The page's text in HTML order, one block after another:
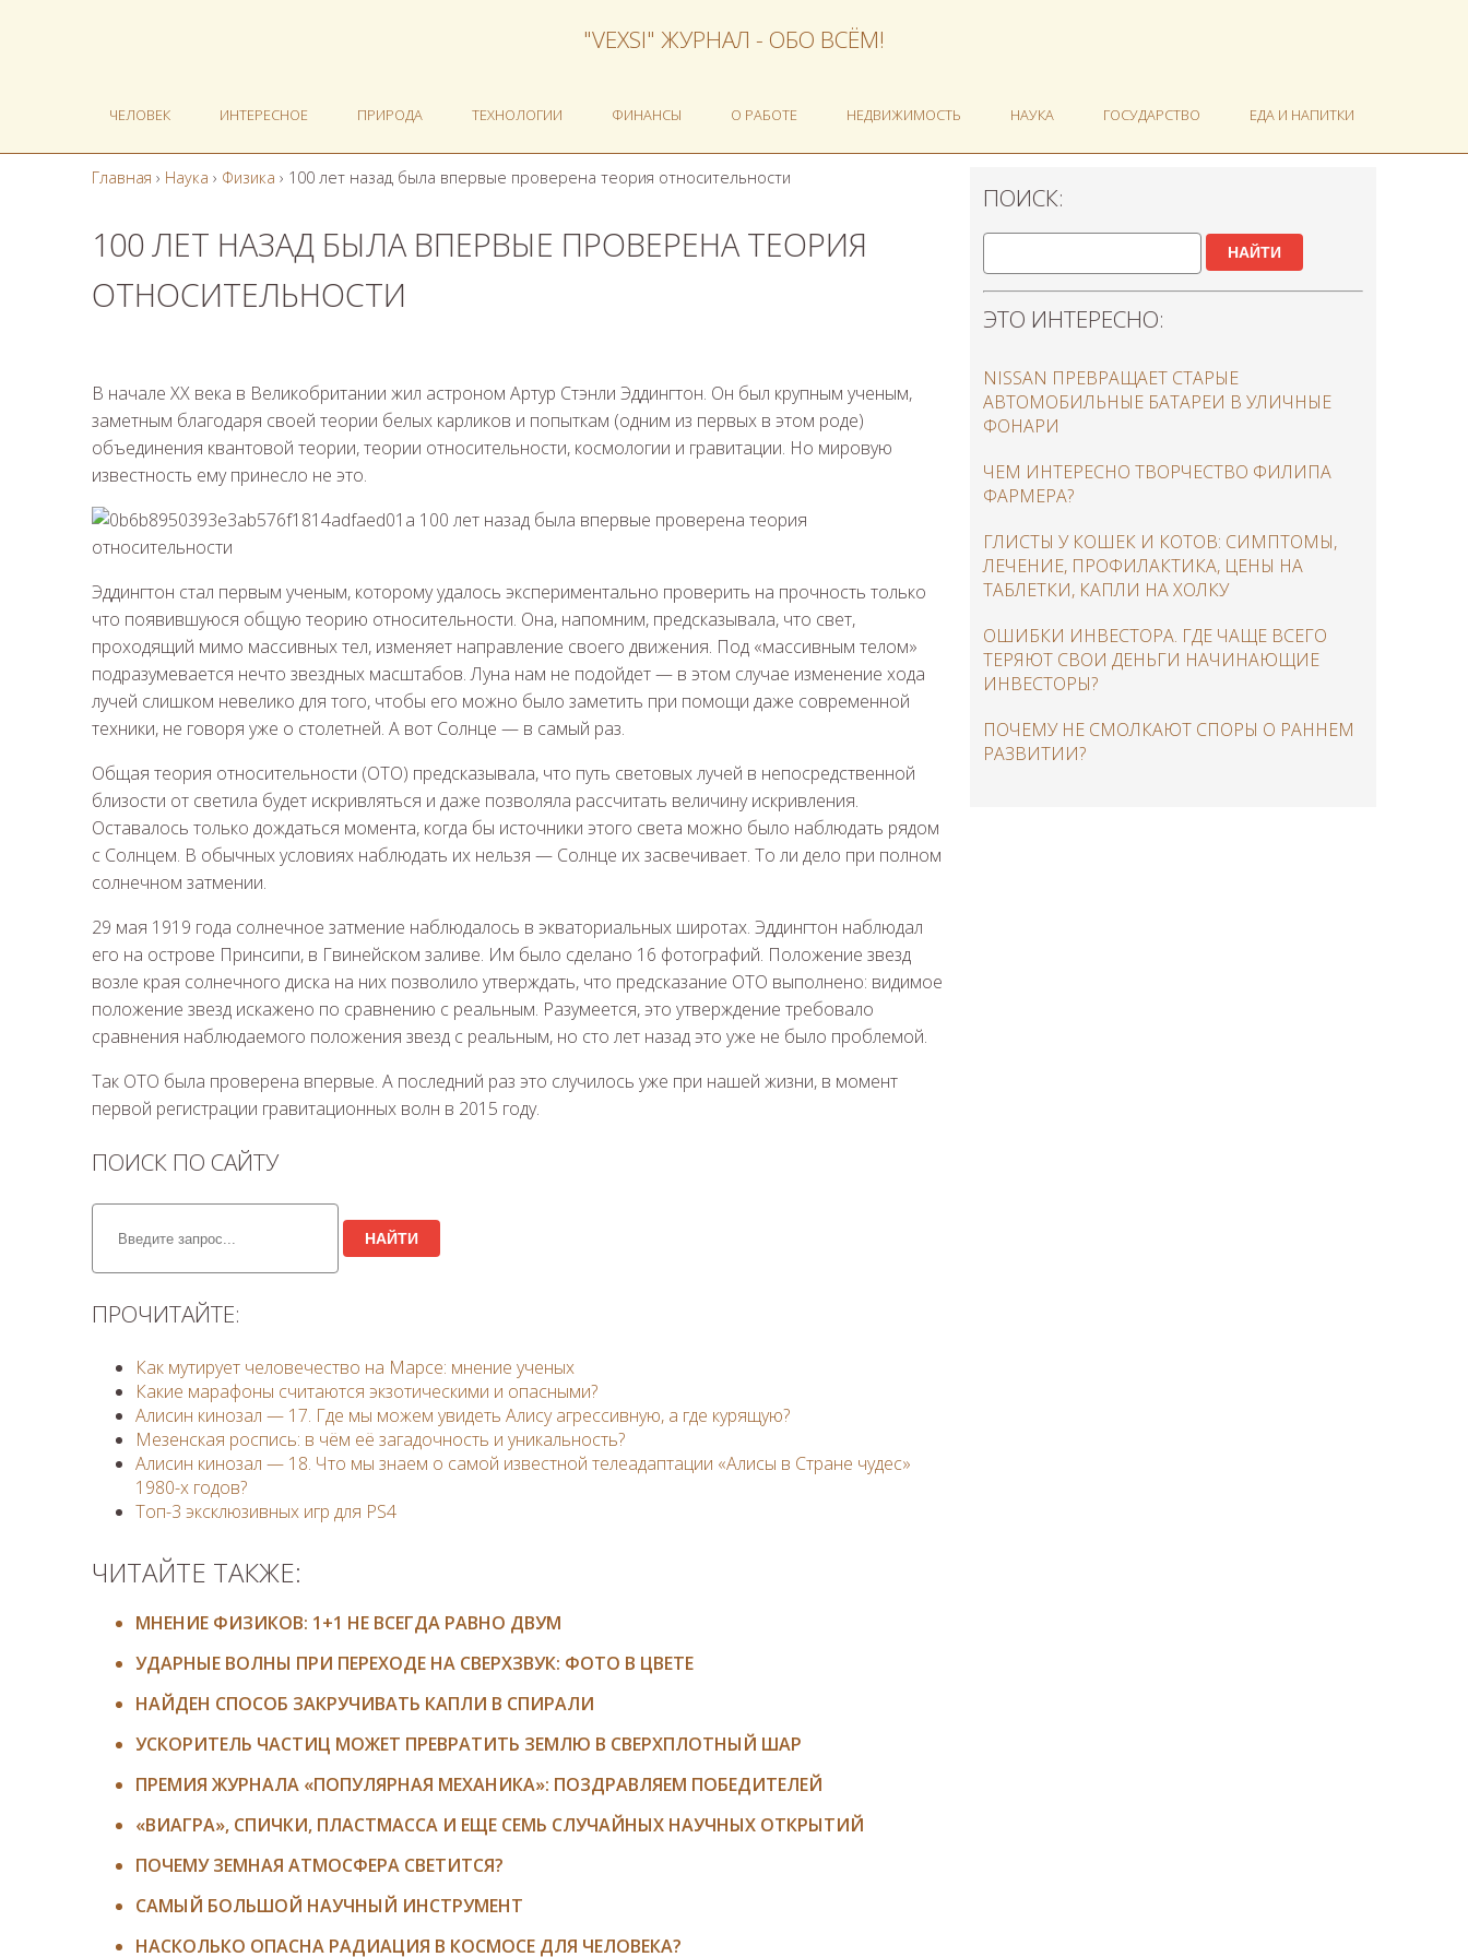
"VEXSI" ЖУРНАЛ - ОБО ВСЁМ!
ЧЕЛОВЕК ИНТЕРЕСНОЕ ПРИРОДА ТЕХНОЛОГИИ ФИНАНСЫ О РАБОТЕ НЕДВИЖИМОСТЬ НАУКА ГОСУДАРСТВО ЕДА И НАПИТКИ
Главная › Наука › Физика › 100 лет назад была впервые проверена теория относительности
100 ЛЕТ НАЗАД БЫЛА ВПЕРВЫЕ ПРОВЕРЕНА ТЕОРИЯ
ОТНОСИТЕЛЬНОСТИ
В начале XX века в Великобритании жил астроном Артур Стэнли Эддингтон. Он был крупным ученым,
заметным благодаря своей теории белых карликов и попыткам (одним из первых в этом роде)
объединения квантовой теории, теории относительности, космологии и гравитации. Но мировую
известность ему принесло не это.
Эддингтон стал первым ученым, которому удалось экспериментально проверить на прочность только
что появившуюся общую теорию относительности. Она, напомним, предсказывала, что свет,
проходящий мимо массивных тел, изменяет направление своего движения. Под «массивным телом»
подразумевается нечто звездных масштабов. Луна нам не подойдет — в этом случае изменение хода
лучей слишком невелико для того, чтобы его можно было заметить при помощи даже современной
техники, не говоря уже о столетней. А вот Солнце — в самый раз.
Общая теория относительности (ОТО) предсказывала, что путь световых лучей в непосредственной
близости от светила будет искривляться и даже позволяла рассчитать величину искривления.
Оставалось только дождаться момента, когда бы источники этого света можно было наблюдать рядом
с Солнцем. В обычных условиях наблюдать их нельзя — Солнце их засвечивает. То ли дело при полном
солнечном затмении.
29 мая 1919 года солнечное затмение наблюдалось в экваториальных широтах. Эддингтон наблюдал
его на острове Принсипи, в Гвинейском заливе. Им было сделано 16 фотографий. Положение звезд
возле края солнечного диска на них позволило утверждать, что предсказание ОТО выполнено: видимое
положение звезд искажено по сравнению с реальным. Разумеется, это утверждение требовало
сравнения наблюдаемого положения звезд с реальным, но сто лет назад это уже не было проблемой.
Так ОТО была проверена впервые. А последний раз это случилось уже при нашей жизни, в момент
первой регистрации гравитационных волн в 2015 году.
ПОИСК ПО САЙТУ
НАЙТИ
ПРОЧИТАЙТЕ:
Как мутирует человечество на Марсе: мнение ученых
Какие марафоны считаются экзотическими и опасными?
Алисин кинозал — 17. Где мы можем увидеть Алису агрессивную, а где курящую?
Мезенская роспись: в чём её загадочность и уникальность?
Алисин кинозал — 18. Что мы знаем о самой известной телеадаптации «Алисы в Стране чудес»
1980-х годов?
Топ-3 эксклюзивных игр для PS4
ЧИТАЙТЕ ТАКЖЕ:
МНЕНИЕ ФИЗИКОВ: 1+1 НЕ ВСЕГДА РАВНО ДВУМ
УДАРНЫЕ ВОЛНЫ ПРИ ПЕРЕХОДЕ НА СВЕРХЗВУК: ФОТО В ЦВЕТЕ
НАЙДЕН СПОСОБ ЗАКРУЧИВАТЬ КАПЛИ В СПИРАЛИ
УСКОРИТЕЛЬ ЧАСТИЦ МОЖЕТ ПРЕВРАТИТЬ ЗЕМЛЮ В СВЕРХПЛОТНЫЙ ШАР
ПРЕМИЯ ЖУРНАЛА «ПОПУЛЯРНАЯ МЕХАНИКА»: ПОЗДРАВЛЯЕМ ПОБЕДИТЕЛЕЙ
«ВИАГРА», СПИЧКИ, ПЛАСТМАССА И ЕЩЕ СЕМЬ СЛУЧАЙНЫХ НАУЧНЫХ ОТКРЫТИЙ
ПОЧЕМУ ЗЕМНАЯ АТМОСФЕРА СВЕТИТСЯ?
САМЫЙ БОЛЬШОЙ НАУЧНЫЙ ИНСТРУМЕНТ
НАСКОЛЬКО ОПАСНА РАДИАЦИЯ В КОСМОСЕ ДЛЯ ЧЕЛОВЕКА?
ПОИСК:
НАЙТИ
ЭТО ИНТЕРЕСНО:
NISSAN ПРЕВРАЩАЕТ СТАРЫЕ
АВТОМОБИЛЬНЫЕ БАТАРЕИ В УЛИЧНЫЕ
ФОНАРИ
ЧЕМ ИНТЕРЕСНО ТВОРЧЕСТВО ФИЛИПА
ФАРМЕРА?
ГЛИСТЫ У КОШЕК И КОТОВ: СИМПТОМЫ,
ЛЕЧЕНИЕ, ПРОФИЛАКТИКА, ЦЕНЫ НА
ТАБЛЕТКИ, КАПЛИ НА ХОЛКУ
ОШИБКИ ИНВЕСТОРА. ГДЕ ЧАЩЕ ВСЕГО
ТЕРЯЮТ СВОИ ДЕНЬГИ НАЧИНАЮЩИЕ
ИНВЕСТОРЫ?
ПОЧЕМУ НЕ СМОЛКАЮТ СПОРЫ О РАННЕМ
РАЗВИТИИ?